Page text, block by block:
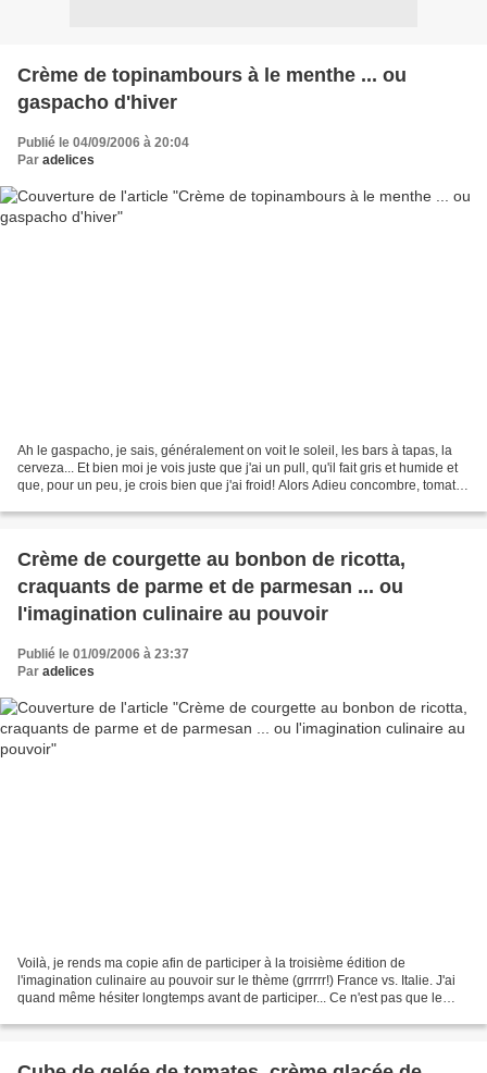
Crème de topinambours à le menthe ... ou
gaspacho d'hiver
Publié le 04/09/2006 à 20:04
Par adelices
Ah le gaspacho, je sais, généralement on voit le soleil, les bars à tapas, la
cerveza... Et bien moi je vois juste que j'ai un pull, qu'il fait gris et humide et
que, pour un peu, je crois bien que j'ai froid! Alors Adieu concombre, tomates
Crème de courgette au bonbon de ricotta,
craquants de parme et de parmesan ... ou
l'imagination culinaire au pouvoir
Publié le 01/09/2006 à 23:37
Par adelices
Voilà, je rends ma copie afin de participer à la troisième édition de
l'imagination culinaire au pouvoir sur le thème (grrrrr!) France vs. Italie. J'ai
quand même hésiter longtemps avant de participer... Ce n'est pas que le